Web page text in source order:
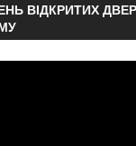
ВІДКРИТИХ